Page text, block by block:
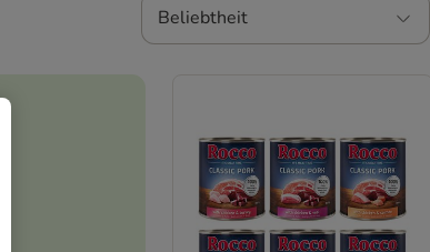
Beliebtheit